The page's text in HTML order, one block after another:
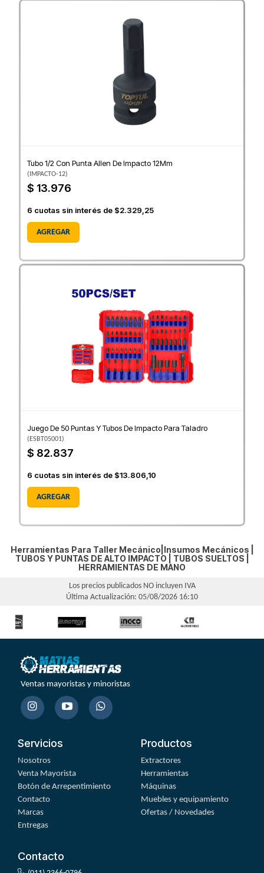
Tubo 1/2 Con Punta Allen De Impacto 12Mm
(IMPACTO-12)
$ 13.976
6 cuotas sin interés de $2.329,25
AGREGAR
Juego De 50 Puntas Y Tubos De Impacto Para Taladro
(ESBT05001)
$ 82.837
6 cuotas sin interés de $13.806,10
AGREGAR
Herramientas Para Taller Mecánico|Insumos Mecánicos |
TUBOS Y PUNTAS DE ALTO IMPACTO
TUBOS SUELTOS
HERRAMIENTAS DE MANO
Los precios publicados NO incluyen IVA
Última Actualización: 05/08/2026 16:10
Ventas mayoristas y minoristas
Servicios
Nosotros
Venta Mayorista
Botón de Arrepentimiento
Contacto
Marcas
Entregas
Productos
Extractores
Herramientas
Máquinas
Muebles y equipamiento
Ofertas / Novedades
Contacto